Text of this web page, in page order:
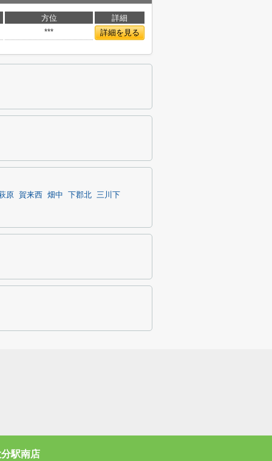
方位
詳細
*** 詳細を見る
原 賀来西 畑中 下郡北 三川下
駅南店